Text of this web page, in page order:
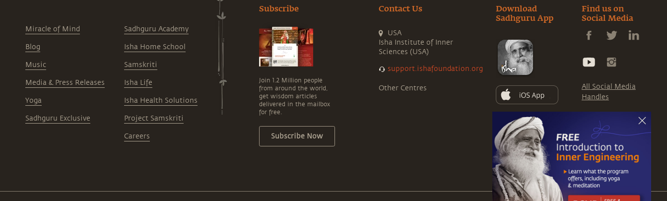
Miracle of Mind
Blog
Music
Media & Press Releases
Yoga
Sadhguru Exclusive
Sadhguru Academy
Isha Home School
Samskriti
Isha Life
Isha Health Solutions
Project Samskriti
Careers
Subscribe
Join 1.2 Million people
from around the world,
get wisdom articles
delivered in the mailbox
for free.
Subscribe Now
Contact Us
USA
Isha Institute of Inner
Sciences (USA)
support.ishafoundation.org
Other Centres
Download
Sadhguru App
Find us on
Social Media
All Social Media
Handles